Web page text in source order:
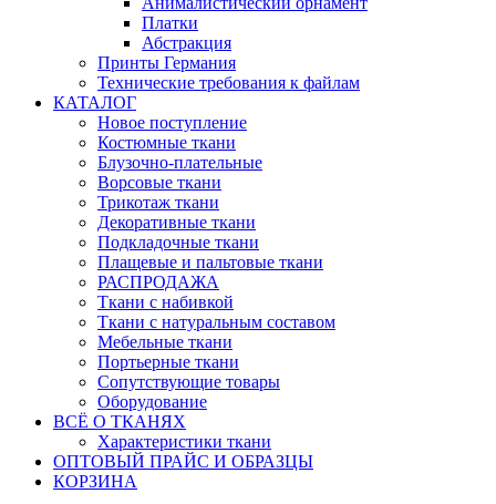
Платки
Абстракция
Принты Германия
Технические требования к файлам
КАТАЛОГ
Новое поступление
Костюмные ткани
Блузочно-плательные
Ворсовые ткани
Трикотаж ткани
Декоративные ткани
Подкладочные ткани
Плащевые и пальтовые ткани
РАСПРОДАЖА
Ткани с набивкой
Ткани с натуральным составом
Мебельные ткани
Портьерные ткани
Сопутствующие товары
Оборудование
ВСЁ О ТКАНЯХ
Характеристики ткани
ОПТОВЫЙ ПРАЙС И ОБРАЗЦЫ
КОРЗИНА